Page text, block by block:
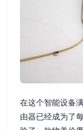
在这个智能设备
由器已经成为了